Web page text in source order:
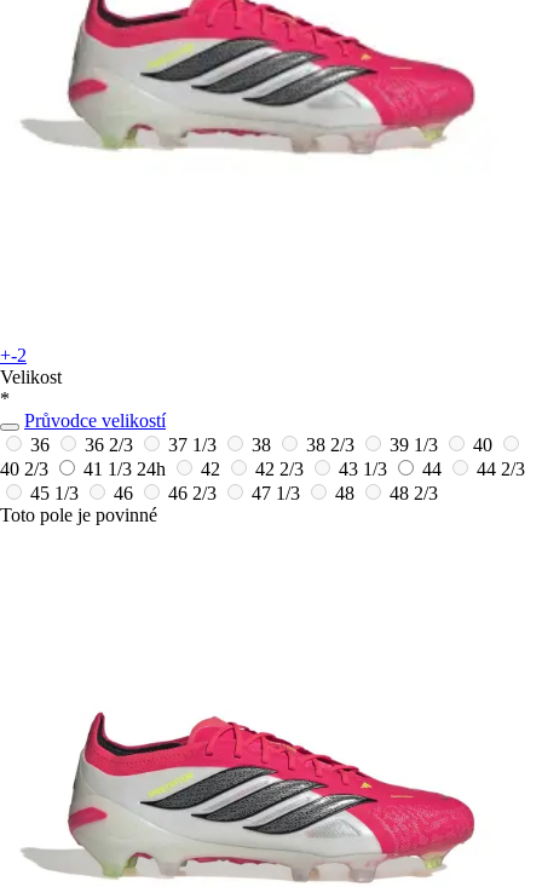
+-2
Velikost
*
Průvodce velikostí
36
36 2/3 37 1/3 38 38 2/3 39 1/3
40
40 2/3
41 1/3 24h 42 42 2/3 43 1/3 44
44 2/3
45 1/3
46 46 2/3 47 1/3 48
48 2/3
Toto pole je povinné